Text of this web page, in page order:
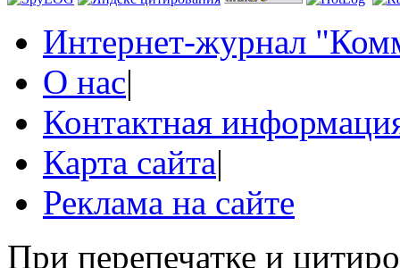
Интернет-журнал
О нас|
Контактная
Карта сайта|
Реклама на сайте
При перепечатке и